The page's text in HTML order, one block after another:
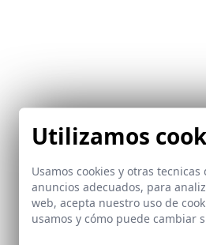
Utilizamos
Usamos cookies y otras
anuncios adecuados, para
web, acepta nuestro uso de
usamos y cómo puede